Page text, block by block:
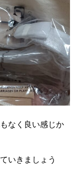
なく良い感じか
いきましょう